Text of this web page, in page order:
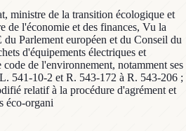
ministre de la transition écologique et
de l'économie et des finances, Vu la
Parlement européen et du Conseil du
d'équipements électriques et
de l'environnement, notamment ses
541-10-2 et R. 543-172 à R. 543-206 ;
relatif à la procédure d'agrément et
éco-organi